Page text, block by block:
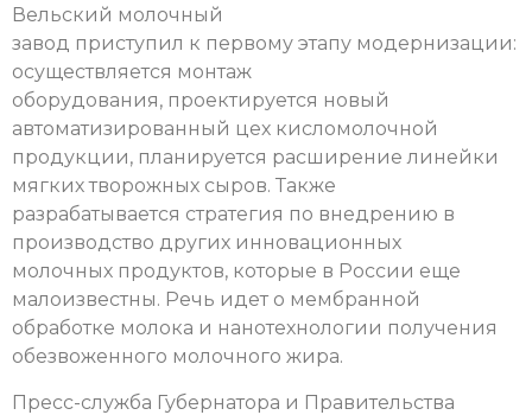
Вельский молочный
завод приступил к первому этапу модернизации:
осуществляется монтаж
оборудования, проектируется новый
автоматизированный цех кисломолочной
продукции, планируется расширение линейки
мягких творожных сыров. Также
разрабатывается стратегия по внедрению в
производство других инновационных
молочных продуктов, которые в России еще
малоизвестны. Речь идет о мембранной
обработке молока и нанотехнологии получения
обезвоженного молочного жира.
Пресс-служба Губернатора и Правительства